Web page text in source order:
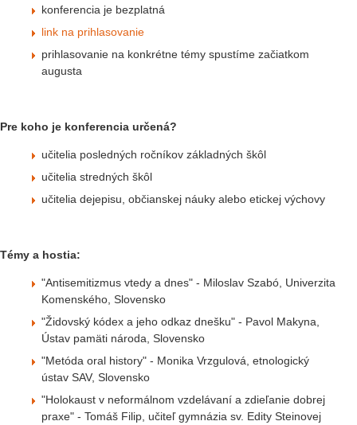
konferencia je bezplatná
link na prihlasovanie
prihlasovanie na konkrétne témy spustíme začiatkom
augusta
Pre koho je konferencia určená?
učitelia posledných ročníkov základných škôl
učitelia stredných škôl
učitelia dejepisu, občianskej náuky alebo etickej výchovy
Témy a hostia:
"Antisemitizmus vtedy a dnes" - Miloslav Szabó, Univerzita
Komenského, Slovensko
"Židovský kódex a jeho odkaz dnešku" - Pavol Makyna,
Ústav pamäti národa, Slovensko
"Metóda oral history" - Monika Vrzgulová, etnologický
ústav SAV, Slovensko
"Holokaust v neformálnom vzdelávaní a zdieľanie dobrej
praxe" - Tomáš Filip, učiteľ gymnázia sv. Edity Steinovej